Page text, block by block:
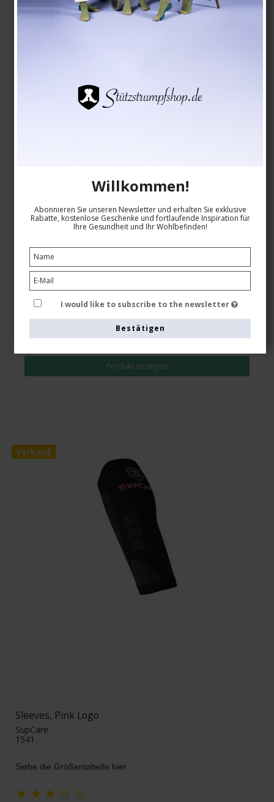
Sleeves Soft Cushioning
Siehe die Größentabelle hier
Produkt anzeigen
Verkauf
Sleeves, Pink Logo
SupCare
1541
Siehe die Größentabelle hier
Willkommen!
Abonnieren Sie unseren Newsletter und erhalten Sie exklusive
Rabatte, kostenlose Geschenke und fortlaufende Inspiration für
Ihre Gesundheit und Ihr Wohlbefinden!
I would like to subscribe to the newsletter
Bestätigen